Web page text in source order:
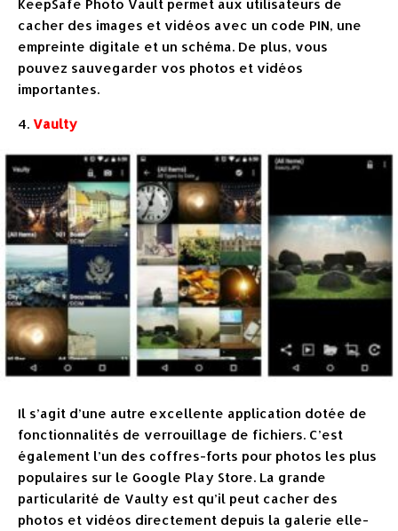
KeepSafe Photo Vault permet aux utilisateurs de
cacher des images et vidéos avec un code PIN, une
empreinte digitale et un schéma. De plus, vous
pouvez sauvegarder vos photos et vidéos
importantes.
4. Vaulty
Il s’agit d’une autre excellente application dotée de
fonctionnalités de verrouillage de fichiers. C’est
également l’un des coffres-forts pour photos les plus
populaires sur le Google Play Store. La grande
particularité de Vaulty est qu’il peut cacher des
photos et vidéos directement depuis la galerie elle-